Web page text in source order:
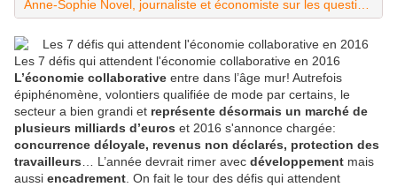
Les 7 défis qui attendent l'économie collaborative en 2016
L’économie collaborative entre dans l’âge mur! Autrefois
épiphénomène, volontiers qualifiée de mode par certains, le
secteur a bien grandi et représente désormais un marché de
plusieurs milliards d’euros et 2016 s'annonce chargée:
concurrence déloyale, revenus non déclarés, protection des
travailleurs … L’année devrait rimer avec développement mais
aussi encadrement . On fait le tour des défis qui attendent